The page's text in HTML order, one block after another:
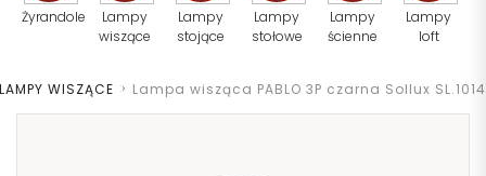
Żyrandole
Lampy
wiszące
Lampy
stojące
Lampy
stołowe
Lampy
ścienne
Lampy
loft
LAMPY WISZĄCE > Lampa wisząca PABLO 3P czarna Sollux SL.1014